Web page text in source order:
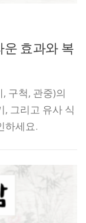
효과와 복
구척, 관중)의
, 그리고 유사 식
하세요.